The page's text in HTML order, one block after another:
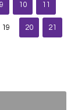
9 10 11
19 20 21